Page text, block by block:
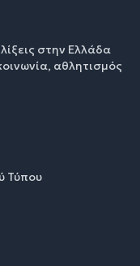
στην Ελλάδα
αθλητισμός
Τύπου